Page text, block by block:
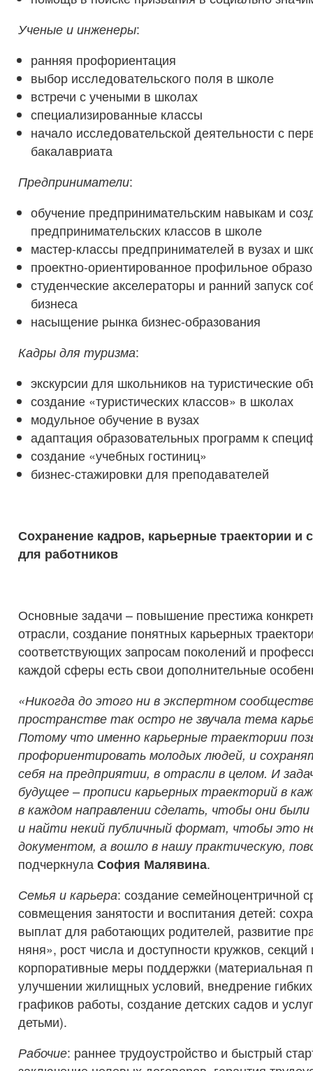
Ученые и инженеры:
ранняя профориентация
выбор исследовательского поля в школе
встречи с учеными в школах
специализированные классы
начало исследовательской деятельности с
бакалавриата
Предприниматели:
обучение предпринимательским навыкам и
предпринимательских классов в школе
мастер-классы предпринимателей в вузах и
проектно-ориентированное профильное
студенческие акселераторы и ранний запуск
бизнеса
насыщение рынка бизнес-образования
Кадры для туризма:
экскурсии для школьников на туристические
создание «туристических классов» в школах
модульное обучение в вузах
адаптация образовательных программ к
создание «учебных гостиниц»
бизнес-стажировки для преподавателей
Сохранение кадров, карьерные траектории и
для работников
Основные задачи – повышение престижа
отрасли, создание понятных карьерных
соответствующих запросам поколений и
каждой сферы есть свои дополнительные
«Никогда до этого ни в экспертном
пространстве так остро не звучала тема
Потому что именно карьерные траектории
профориентировать молодых людей, и
себя на предприятии, в отрасли в целом. И
будущее – прописи карьерных траекторий в
в каждом направлении сделать, чтобы они
и найти некий публичный формат, чтобы это
документом, а вошло в нашу практическую,
подчеркнула София Малявина.
Семья и карьера: создание семейноцентричной
совмещения занятости и воспитания детей:
выплат для работающих родителей, развитие
няня», рост числа и доступности кружков,
корпоративные меры поддержки (материальная
улучшении жилищных условий, внедрение
графиков работы, создание детских садов и
детьми).
Рабочие: раннее трудоустройство и быстрый